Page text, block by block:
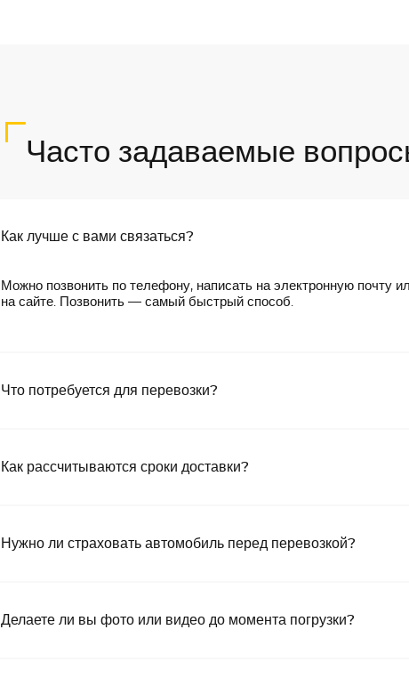
Часто задаваемые
Как лучше с вами связаться?
Можно позвонить по телефону, написать на электронную почту
на сайте. Позвонить — самый быстрый способ.
Что потребуется для перевозки?
Как рассчитываются сроки доставки?
Нужно ли страховать автомобиль перед перевозкой?
Делаете ли вы фото или видео до момента погрузки?